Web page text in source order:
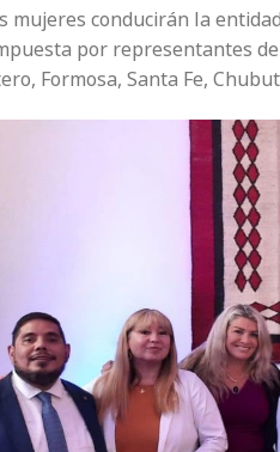
mujeres conducirán la
por representantes
Formosa, Santa Fe,